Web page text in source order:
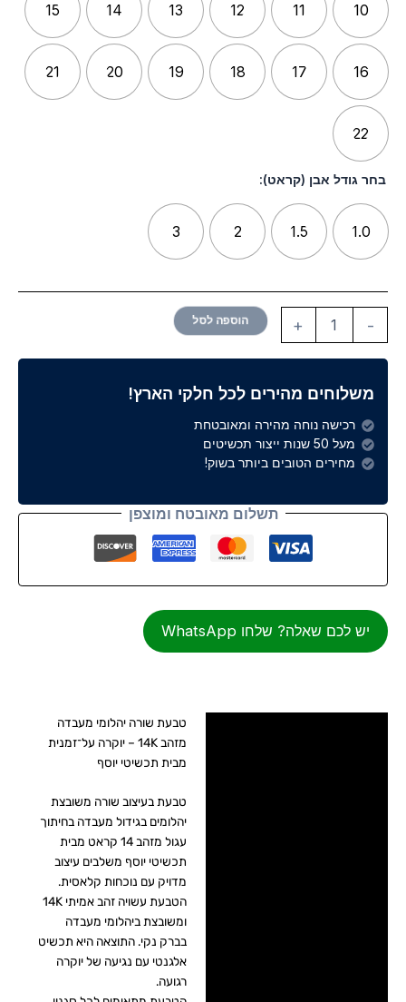
10
11
12
13
14
15
16
17
18
19
20
21
22
בחר גודל אבן (קראט):
1.0
1.5
2
3
-
+ הוספה לסל
משלוחים מהירים לכל חלקי הארץ!
רכישה נוחה מהירה ומאובטחת
מעל 50 שנות ייצור תכשיטים
מחירים הטובים ביותר בשוק!
תשלום מאובטח ומוצפן
יש לכם שאלה? שלחו WhatsApp
טבעת שורה יהלומי מעבדה
מזהב 14K – יוקרה על־זמנית
מבית תכשיטי יוסף
טבעת בעיצוב שורה משובצת
יהלומים בגידול מעבדה בחיתוך
עגול מזהב 14 קראט מבית
תכשיטי יוסף משלבים עיצוב
מדויק עם נוכחות קלאסית.
הטבעת עשויה זהב אמיתי 14K
ומשובצת ביהלומי מעבדה
בברק נקי. התוצאה היא תכשיט
אלגנטי עם נגיעה של יוקרה
רגועה.